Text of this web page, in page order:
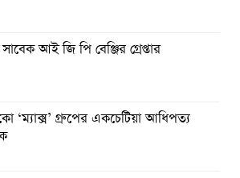
আই জি পি বেঞ্জির গ্রেপ্তার
‘ম্যাক্স’ গ্রুপের একচেটিয়া আধিপত্য